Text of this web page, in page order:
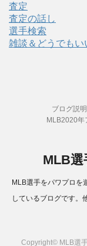
査定
査定の話し
選手検索
雑談＆どうでもい
ブログ説明
MLB2020年
MLB
MLB選手をパワプロを
しているブログです。
Copyright© MLB選